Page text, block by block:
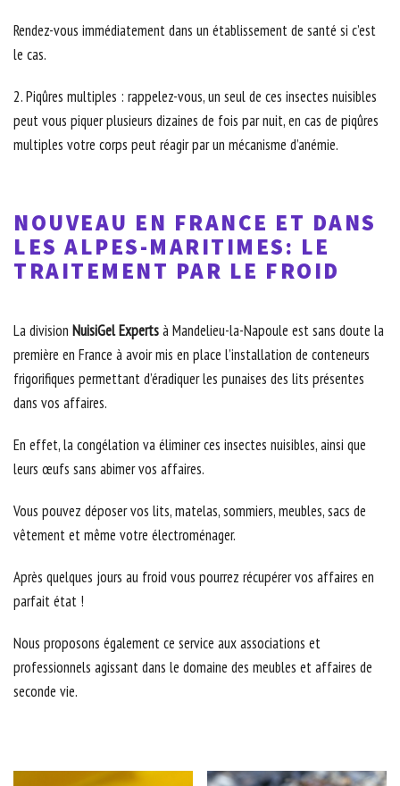
Rendez-vous immédiatement dans un établissement de santé si c’est
le cas.
2. Piqûres multiples : rappelez-vous, un seul de ces insectes nuisibles
peut vous piquer plusieurs dizaines de fois par nuit, en cas de piqûres
multiples votre corps peut réagir par un mécanisme d’anémie.
NOUVEAU EN FRANCE ET DANS
LES ALPES-MARITIMES: LE
TRAITEMENT PAR LE FROID
La division NuisiGel Expertsà Mandelieu-la-Napoule est sans doute la
première en France à avoir mis en place l’installation de conteneurs
frigorifiques permettant d’éradiquer les punaises des lits présentes
dans vos affaires.
En effet, la congélation va éliminer ces insectes nuisibles, ainsi que
leurs œufs sans abimer vos affaires.
Vous pouvez déposer vos lits, matelas, sommiers, meubles, sacs de
vêtement et même votre électroménager.
Après quelques jours au froid vous pourrez récupérer vos affaires en
parfait état !
Nous proposons également ce service aux associations et
professionnels agissant dans le domaine des meubles et affaires de
seconde vie.